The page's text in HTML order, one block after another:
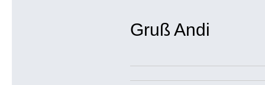
Gruß Andi